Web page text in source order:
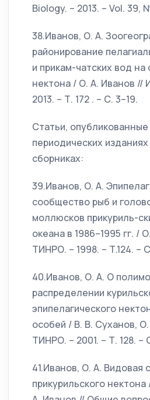
Biology. – 2013. – Vol. 39,
38.Иванов, О. А.
районирование
и прикам-чатских вод
нектона / О. А. Иванов //
2013. – Т. 172 . – С. 3–19.
Статьи, опубликованные
периодических
сборниках:
39.Иванов, О. А.
сообщество рыб и
моллюсков прикуриль-
океана в 1986–1995 гг. /
ТИНРО. – 1998. – Т.124. –
40.Иванов, О. А. О
распределении
эпипелагического
особей / В. В. Суханов,
ТИНРО. – 2001. – Т. 128. –
41.Иванов, О. А. Видовая
прикурильского